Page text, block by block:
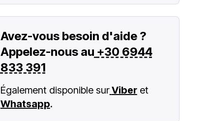
Avez-vous besoin d'aide ?
Appelez-nous au +30 6944
833 391
Également disponible surViber et
Whatsapp.